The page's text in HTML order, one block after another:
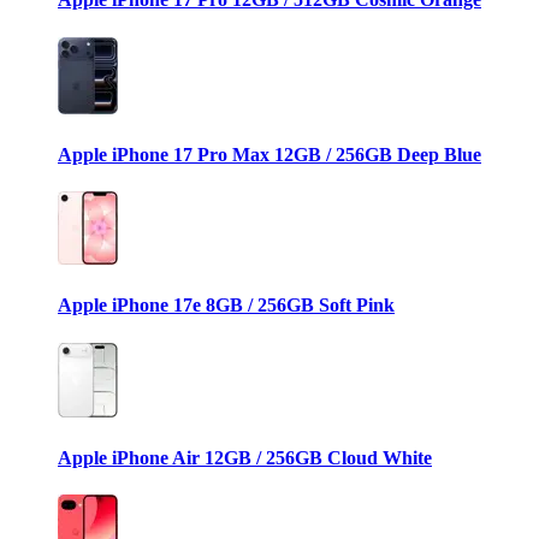
Apple iPhone 17 Pro Max 12GB / 256GB Deep Blue
Apple iPhone 17e 8GB / 256GB Soft Pink
Apple iPhone Air 12GB / 256GB Cloud White